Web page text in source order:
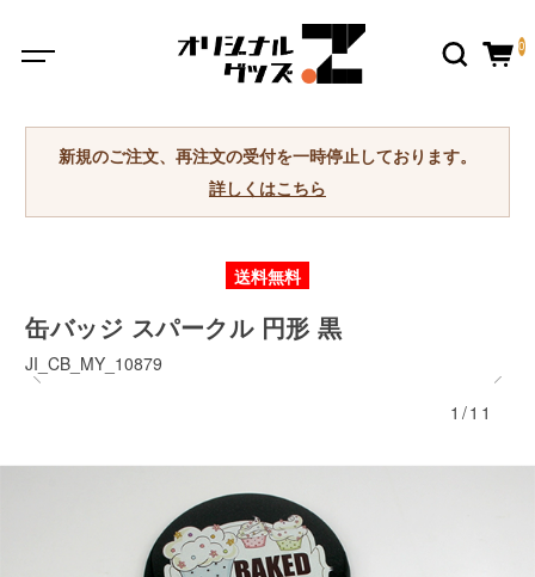
0
新規のご注文、再注文の受付を一時停止しております。
詳しくはこちら
送料無料
缶バッジ スパークル 円形 黒
JI_CB_MY_10879
1/11